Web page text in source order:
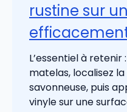
rustine sur
L’essentiel à
matelas, localisez
savonneuse, puis
vinyle sur une